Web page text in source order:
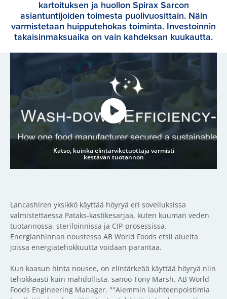
kartoituksen ja huollon Spirax Sarcon
asiantuntijoiden toimesta puolivuosittain. Näin
varmistetaan huipputehokas toiminta. Investoinnin
takaisinmaksuaika on vain kahdeksan kuukautta.
Katso, kuinka elintarviketuottaja varmisti
kestävän tuotannon
Lancashiren yksikkö käyttää höyryä eri sovelluksissa
valmistettaessa Pataks-kastikesarjaa, kuten kuuman veden
tuotannossa, steriloinnissa ja CIP-prosessissa.
Energianhinnan noustessa AB World Foods etsii alueita
joissa energiatehokkuutta voidaan parantaa.
Kun kaasun hinta nousee, on elintärkeää käyttää höyryä niin
tehokkaasti kuin mahdollista, sanoo Tony Marsh, AB World
Foods Engineering Manager. ""Aiemmin lauhteenpoistimia